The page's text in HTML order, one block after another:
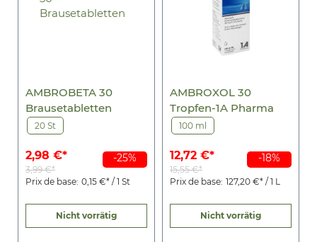
-25%
AMBROBETA 30
Brausetabletten
20 St
2,98 €*
3,99 €*
Prix de base: 0,15 €* / 1 St
Nicht vorrätig
-18%
AMBROXOL 30
Tropfen-1A Pharma
100 ml
12,72 €*
15,55 €*
Prix de base: 127,20 €* / 1 L
Nicht vorrätig